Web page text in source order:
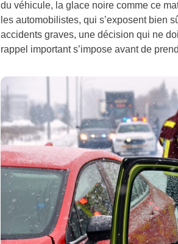
du véhicule, la glace noire comme ce
les automobilistes, qui s’exposent bien
accidents graves, une décision qui ne
rappel important s’impose avant de